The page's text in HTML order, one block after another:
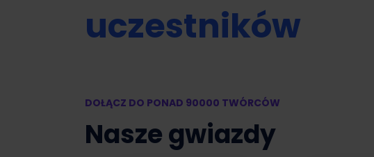
uczestników
Zamień swój
DOŁĄCZ DO PONAD 90000 TWÓRCÓW
Nasze gwiazdy